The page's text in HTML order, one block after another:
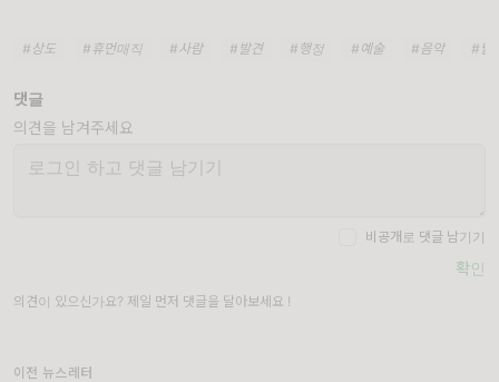
#상도 #휴먼매직 #사람 #발견 #행정 #예술 #음악 #남
댓글
의견을 남겨주세요
비공개로 댓글 남기기
확인
의견이 있으신가요? 제일 먼저 댓글을 달아보세요 !
이전 뉴스레터